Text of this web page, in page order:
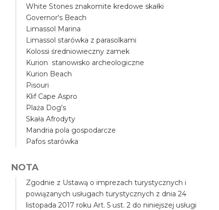
White Stones znakomite kredowe skałki
Governor's Beach
Limassol Marina
Limassol starówka z parasolkami
Kolossi średniowieczny zamek
Kurion stanowisko archeologiczne
Kurion Beach
Pisouri
Klif Cape Aspro
Plaża Dog's
Skała Afrodyty
Mandria pola gospodarcze
Pafos starówka
NOTA
Zgodnie z Ustawą o imprezach turystycznych i
powiązanych usługach turystycznych z dnia 24
listopada 2017 roku Art. 5 ust. 2 do niniejszej usługi